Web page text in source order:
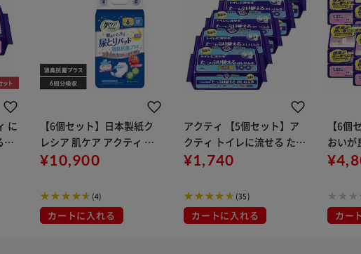
に
お
【6個セット】日本製紙ク
レシア 肌ケア アクティ 大
人用紙おむつ 尿とりパッド
27枚 80493
¥10,900
(4)
カートに入れる
アクティ 【5個セット】ア
クティ トイレに流せる たっ
ぷり使えるおしりふき 100
¥1,740
(35)
カートに入れる
【6個
おいが
しりふ
カー